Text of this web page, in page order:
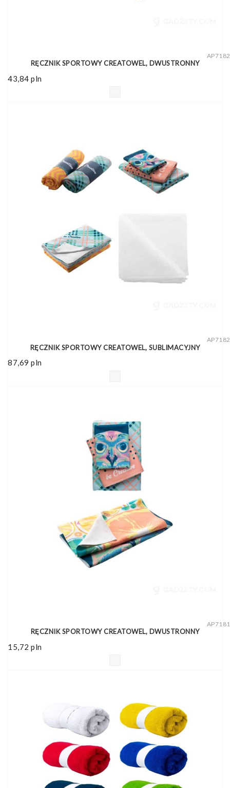
RĘCZNIK SPORTOWY CREATOWEL, DWUSTRONNY
43,84 pln
RĘCZNIK SPORTOWY CREATOWEL, SUBLIMACYJNY
87,69 pln
RĘCZNIK SPORTOWY CREATOWEL, DWUSTRONNY
15,72 pln